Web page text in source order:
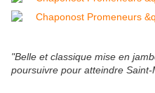
"Belle et classique mise en
poursuivre pour atteindre